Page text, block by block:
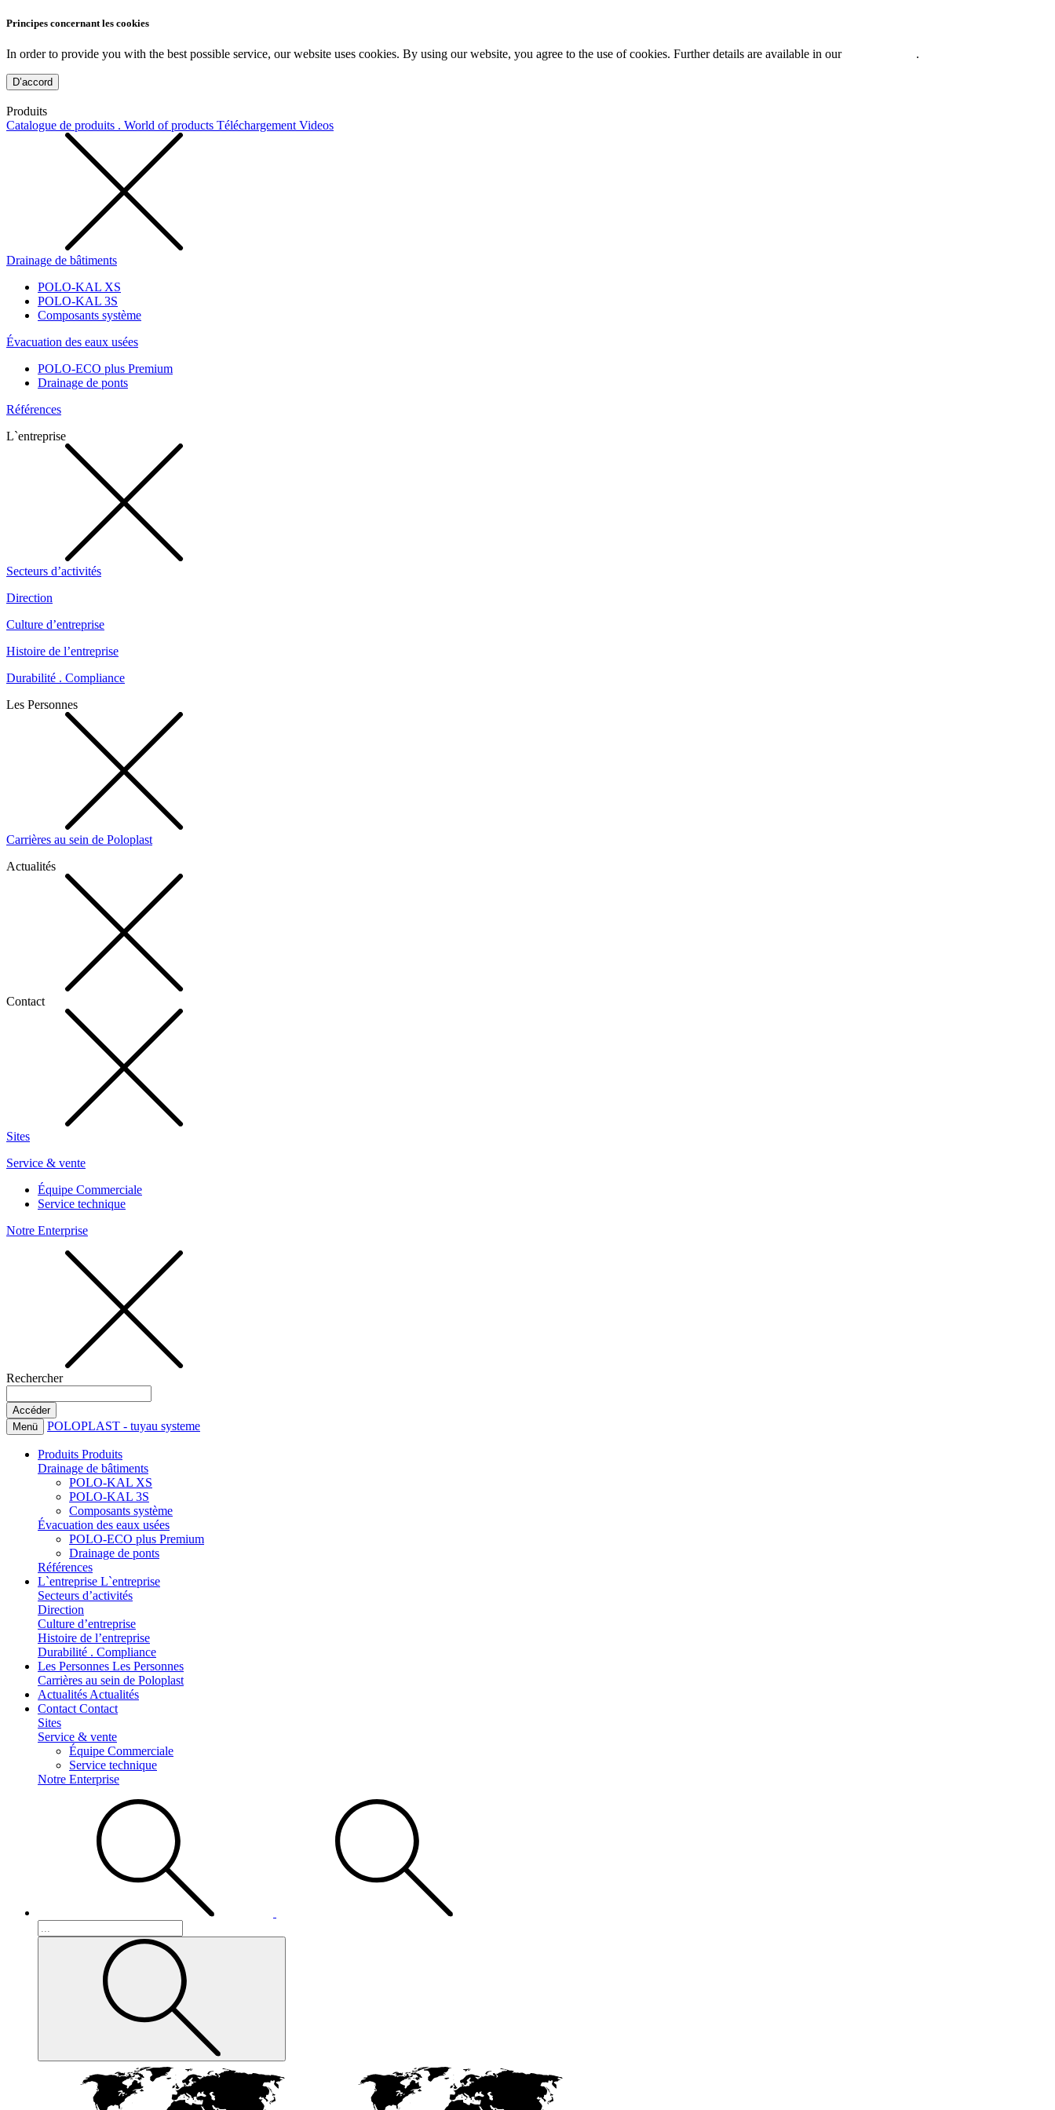
Principes concernant les cookies
In order to provide you with the best possible service, our website uses cookies. By using our website, you agree to the use of cookies. Further details are available in our .
D’accord
Produits
Catalogue de produits . World of products Téléchargement Videos
Drainage de bâtiments
POLO-KAL XS
POLO-KAL 3S
Composants système
Évacuation des eaux usées
POLO-ECO plus Premium
Drainage de ponts
Références
L`entreprise
Secteurs d’activités
Direction
Culture d’entreprise
Histoire de l’entreprise
Durabilité . Compliance
Les Personnes
Carrières au sein de Poloplast
Actualités
Contact
Sites
Service & vente
Équipe Commerciale
Service technique
Notre Enterprise
Rechercher
Menü POLOPLAST - tuyau systeme
Produits Produits
Drainage de bâtiments
POLO-KAL XS
POLO-KAL 3S
Composants système
Évacuation des eaux usées
POLO-ECO plus Premium
Drainage de ponts
Références
L`entreprise L`entreprise
Secteurs d’activités
Direction
Culture d’entreprise
Histoire de l’entreprise
Durabilité . Compliance
Les Personnes Les Personnes
Carrières au sein de Poloplast
Actualités Actualités
Contact Contact
Sites
Service & vente
Équipe Commerciale
Service technique
Notre Enterprise